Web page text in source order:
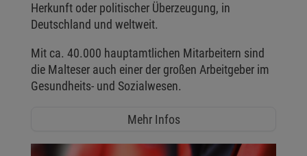
Herkunft oder politischer Überzeugung, in
Deutschland und weltweit.
Mit ca. 40.000 hauptamtlichen Mitarbeitern sind
die Malteser auch einer der großen Arbeitgeber im
Gesundheits- und Sozialwesen.
Mehr Infos